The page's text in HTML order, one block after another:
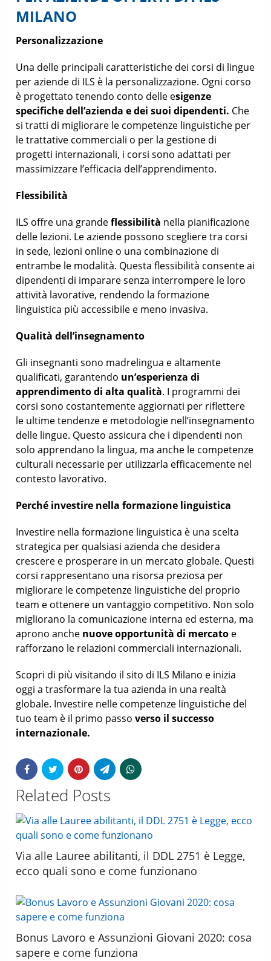
MILANO
Personalizzazione
Una delle principali caratteristiche dei corsi di lingue
per aziende di ILS è la personalizzazione. Ogni corso
è progettato tenendo conto delle esigenze
specifiche dell’azienda e dei suoi dipendenti. Che
si tratti di migliorare le competenze linguistiche per
le trattative commerciali o per la gestione di
progetti internazionali, i corsi sono adattati per
massimizzare l’efficacia dell’apprendimento.
Flessibilità
ILS offre una grandeflessibilità nella pianificazione
delle lezioni. Le aziende possono scegliere tra corsi
in sede, lezioni online o una combinazione di
entrambe le modalità. Questa flessibilità consente ai
dipendenti di imparare senza interrompere le loro
attività lavorative, rendendo la formazione
linguistica più accessibile e meno invasiva.
Qualità dell’insegnamento
Gli insegnanti sono madrelingua e altamente
qualificati, garantendo un’esperienza di
apprendimento di alta qualità. I programmi dei
corsi sono costantemente aggiornati per riflettere
le ultime tendenze e metodologie nell’insegnamento
delle lingue. Questo assicura che i dipendenti non
solo apprendano la lingua, ma anche le competenze
culturali necessarie per utilizzarla efficacemente nel
contesto lavorativo.
Perché investire nella formazione linguistica
Investire nella formazione linguistica è una scelta
strategica per qualsiasi azienda che desidera
crescere e prosperare in un mercato globale. Questi
corsi rappresentano una risorsa preziosa per
migliorare le competenze linguistiche del proprio
team e ottenere un vantaggio competitivo. Non solo
migliorano la comunicazione interna ed esterna, ma
aprono anche nuove opportunità di mercato e
rafforzano le relazioni commerciali internazionali.
Scopri di più visitando il sito di ILS Milano e inizia
oggi a trasformare la tua azienda in una realtà
globale. Investire nelle competenze linguistiche del
tuo team è il primo passoverso il successo
internazionale.
Related Posts
Via alle Lauree abilitanti, il DDL 2751 è Legge,
ecco quali sono e come funzionano
Bonus Lavoro e Assunzioni Giovani 2020: cosa
sapere e come funziona